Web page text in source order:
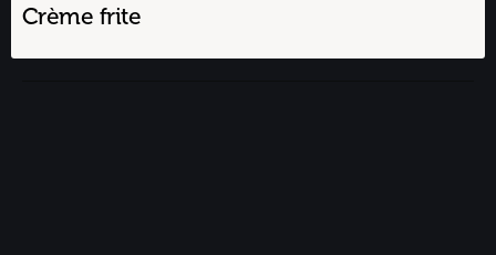
Crème frite